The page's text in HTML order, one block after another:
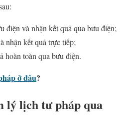
điện và nhận kết quả qua bưu điện;
nhận kết quả trực tiếp;
hoàn toàn qua bưu điện.
ở đâu?
lý lịch tư pháp qua